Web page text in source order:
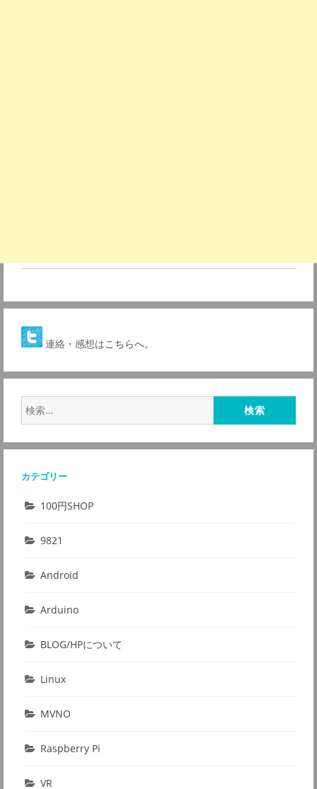
連絡・感想はこちらへ。
索:
カテゴリー
100円SHOP
9821
Android
Arduino
BLOG/HPについて
Linux
MVNO
Raspberry Pi
VR